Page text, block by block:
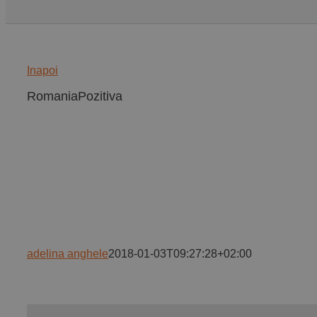
Inapoi
RomaniaPozitiva
adelina anghele2018-01-03T09:27:28+02:00